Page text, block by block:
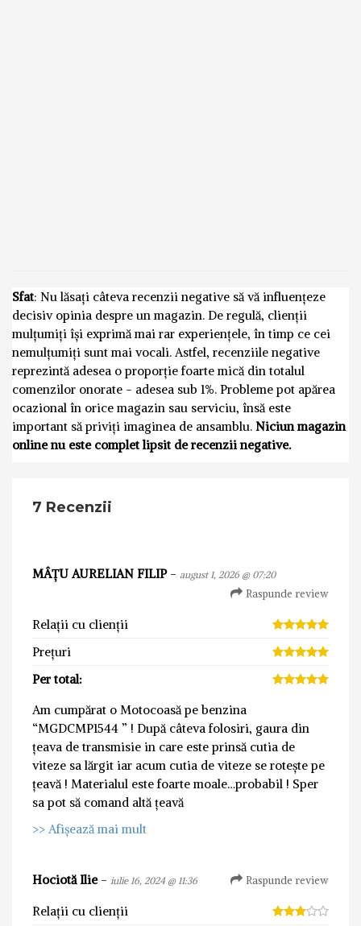
Sfat: Nu lăsați câteva recenzii negative să vă influențeze
decisiv opinia despre un magazin. De regulă, clienții
mulțumiți își exprimă mai rar experiențele, în timp ce cei
nemulțumiți sunt mai vocali. Astfel, recenziile negative
reprezintă adesea o proporție foarte mică din totalul
comenzilor onorate - adesea sub 1%. Probleme pot apărea
ocazional în orice magazin sau serviciu, însă este
important să priviți imaginea de ansamblu. Niciun magazin
online nu este complet lipsit de recenzii negative.
7 Recenzii
MÂȚU AURELIAN FILIP- august 1, 2026 @ 07:20
Raspunde review
Relații cu clienții
Prețuri
Per total:
Am cumpărat o Motocoasă pe benzina
“MGDCMP1544 ” ! După câteva folosiri, gaura din
țeava de transmisie in care este prinsă cutia de
viteze sa lărgit iar acum cutia de viteze se rotește pe
țeavă ! Materialul este foarte moale…probabil ! Sper
sa pot să comand altă țeavă
>> Afișează mai mult
Hociotă Ilie- iulie 16, 2024 @ 11:36 Raspunde review
Relații cu clienții